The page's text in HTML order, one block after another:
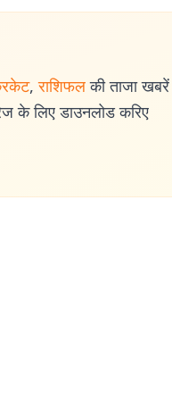
, राशिफल की ताजा
के लिए डाउनलोड करिए